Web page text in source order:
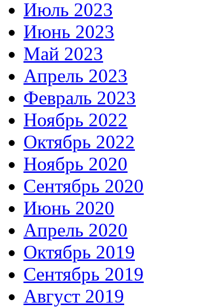
Июль 2023
Июнь 2023
Май 2023
Апрель 2023
Февраль 2023
Ноябрь 2022
Октябрь 2022
Ноябрь 2020
Сентябрь 2020
Июнь 2020
Апрель 2020
Октябрь 2019
Сентябрь 2019
Август 2019